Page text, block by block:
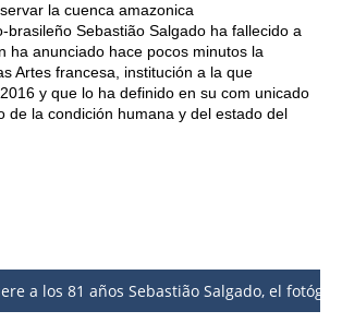
la cuenca amazonica
brasileño Sebastião Salgado ha fallecido a
ha anunciado hace pocos minutos la
Artes francesa, institución a la que
y que lo ha definido en su com unicado
de la condición humana y del estado del
a los 81 años Sebastião Salgado, el